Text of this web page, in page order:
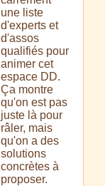
une liste
d'experts et
d'assos
qualifiés pour
animer cet
espace DD.
Ça montre
qu'on est pas
juste là pour
râler, mais
qu'on a des
solutions
concrètes à
proposer.